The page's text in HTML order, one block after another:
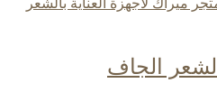
الجاف